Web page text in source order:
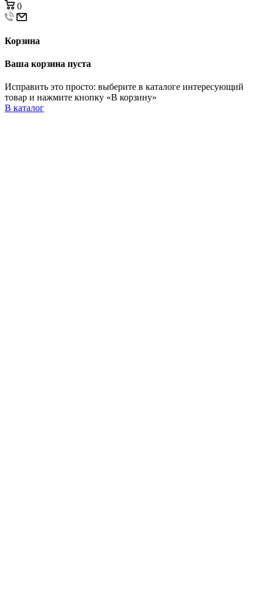
0
Корзина
Ваша корзина пуста
Исправить это просто: выберите в каталоге интересующий
товар и нажмите кнопку «В корзину»
В каталог